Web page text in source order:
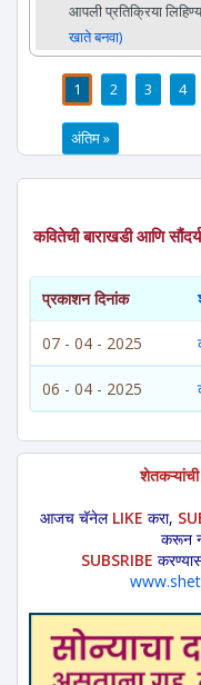
आपली प्रतिक्रिया
खाते बनवा)
पाने 1 2 3 4
अंतिम »
कवितेची बाराखडी आणि
प्रकाशन दिनांक
07 - 04 - 2025
06 - 04 - 2025
आजच चॅनेल LIKE करा,
करून
SUBSRIBE